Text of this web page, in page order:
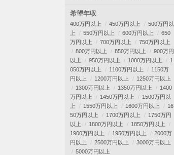
希望年収
400万円以上 450万円以上
500万円以
上
550万円以上 600万円以上
650
万円以上
700万円以上
750万円以上
800万円以上
850万円以上
900万円
以上
950万円以上 1000万円以上
1
050万円以上
1100万円以上
1150万
円以上
1200万円以上
1250万円以上
1300万円以上
1350万円以上
1400
万円以上
1450万円以上
1500万円以
上
1550万円以上 1600万円以上
16
50万円以上
1700万円以上
1750万円
以上
1800万円以上
1850万円以上
1900万円以上
1950万円以上
2000万
円以上
2500万円以上
3000万円以上
5000万円以上